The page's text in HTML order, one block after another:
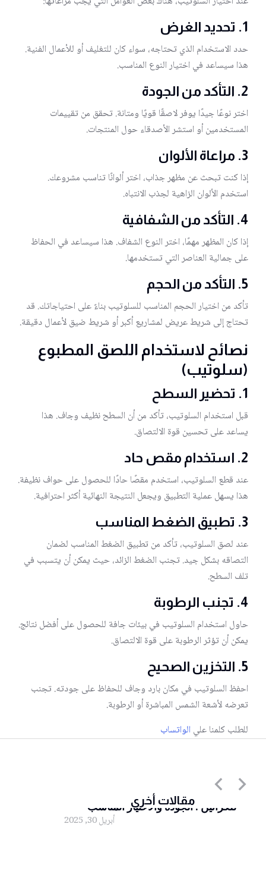
1. تحديد الغرض
حدد الاستخدام الذي تحتاجه، سواء كان للتغليف أو للأعمال الفنية.
هذا سيساعد في اختيار النوع المناسب.
2. التأكد من الجودة
اختر نوعًا جيدًا يوفر لاصقًا قويًا ومتانة. تحقق من تقييمات
المستخدمين أو استشر الأصدقاء حول المنتجات.
3. مراعاة الألوان
إذا كنت تبحث عن مظهر جذاب، اختر ألوانًا تناسب مشروعك.
استخدم الألوان الزاهية لجذب الانتباه.
4. التأكد من الشفافية
إذا كان المظهر مهمًا، اختر النوع الشفاف. هذا سيساعد في الحفاظ
على جمالية العناصر التي تستخدمها.
5. التأكد من الحجم
تأكد من اختيار الحجم المناسب للسلوتيب بناءً على احتياجاتك. قد
تحتاج إلى شريط عريض لمشاريع أكبر أو شريط ضيق لأعمال دقيقة.
نصائح لاستخدام اللصق المطبوع
(سلوتيب)
1. تحضير السطح
قبل استخدام السلوتيب، تأكد من أن السطح نظيف وجاف. هذا
يساعد على تحسين قوة الالتصاق.
2. استخدام مقص حاد
عند قطع السلوتيب، استخدم مقصًا حادًا للحصول على حواف نظيفة.
هذا يسهل عملية التطبيق ويجعل النتيجة النهائية أكثر احترافية.
3. تطبيق الضغط المناسب
عند لصق السلوتيب، تأكد من تطبيق الضغط المناسب لضمان
التصاقه بشكل جيد. تجنب الضغط الزائد، حيث يمكن أن يتسبب في
تلف السطح.
4. تجنب الرطوبة
حاول استخدام السلوتيب في بيئات جافة للحصول على أفضل نتائج.
يمكن أن تؤثر الرطوبة على قوة الالتصاق.
5. التخزين الصحيح
احفظ السلوتيب في مكان بارد وجاف للحفاظ على جودته. تجنب
تعرضه لأشعة الشمس المباشرة أو الرطوبة.
للطلب كلمنا علي الواتساب
مقالات أخرى
أقوى أنواع اللصق الشفاف المستخدم
للكراتين : الجودة والاختيار المناسب”
أبريل 30, 2025